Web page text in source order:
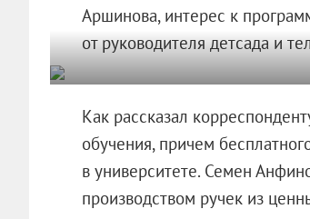
Аршинова, интерес к
от руководителя детсада и
Как рассказал
обучения, причем
в университете. Семен
производством ручек из